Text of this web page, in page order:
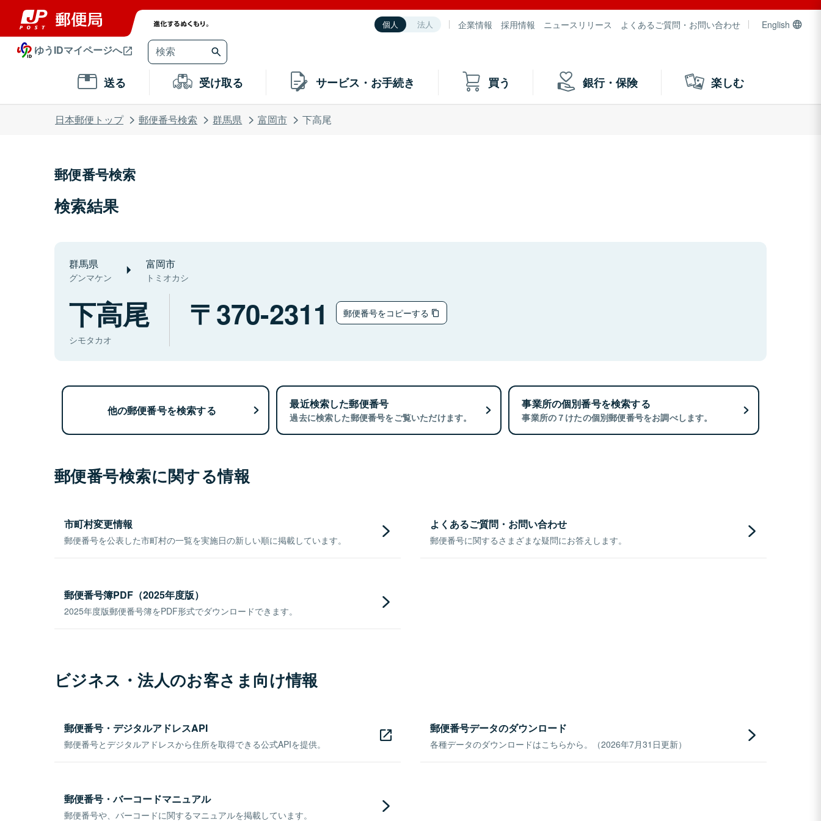
個人 法人 企業情報 採用情報 ニュースリリース よくあるご質問・お問い合わせ English
ゆうIDマイページへ
送る 受け取る サービス・お手続き 買う 銀行・保険 楽しむ
日本郵便トップ 郵便番号検索 群馬県 富岡市 下高尾
郵便番号検索
検索結果
群馬県
グンマケン
富岡市
トミオカシ
下高尾
シモタカオ
370-2311 郵便番号をコピーする
他の郵便番号を検索する 最近検索した郵便番号
過去に検索した郵便番号をご覧いただけます。
事業所の個別番号を検索する
事業所の７けたの個別郵便番号をお調べします。
郵便番号検索に関する情報
市町村変更情報
郵便番号を公表した市町村の一覧を実施日の新しい順に掲載しています。
よくあるご質問・お問い合わせ
郵便番号に関するさまざまな疑問にお答えします。
郵便番号簿PDF（2025年度版）
2025年度版郵便番号簿をPDF形式でダウンロードできます。
ビジネス・法人のお客さま向け情報
郵便番号・デジタルアドレスAPI
郵便番号とデジタルアドレスから住所を取得できる公式APIを提供。
郵便番号データのダウンロード
各種データのダウンロードはこちらから。（2026年7月31日更新）
郵便番号・バーコードマニュアル
郵便番号や、バーコードに関するマニュアルを掲載しています。